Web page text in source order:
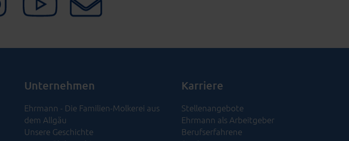
Unternehmen
Ehrmann - Die Familien-Molkerei aus
dem Allgäu
Unsere Geschichte
Karriere
Stellenangebote
Ehrmann als Arbeitgeber
Berufserfahrene